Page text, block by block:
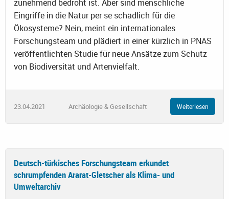
zunehmend bedroht ist. Aber sind menschliche
Eingriffe in die Natur per se schädlich für die
Ökosysteme? Nein, meint ein internationales
Forschungsteam und plädiert in einer kürzlich in PNAS
veröffentlichten Studie für neue Ansätze zum Schutz
von Biodiversität und Artenvielfalt.
23.04.2021 Archäologie & Gesellschaft Weiterlesen
Deutsch-türkisches Forschungsteam erkundet
schrumpfenden Ararat-Gletscher als Klima- und
Umweltarchiv